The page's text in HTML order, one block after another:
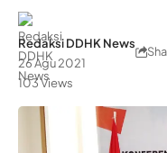
Redaksi DDHK News
26 Agu 2021
103 Views